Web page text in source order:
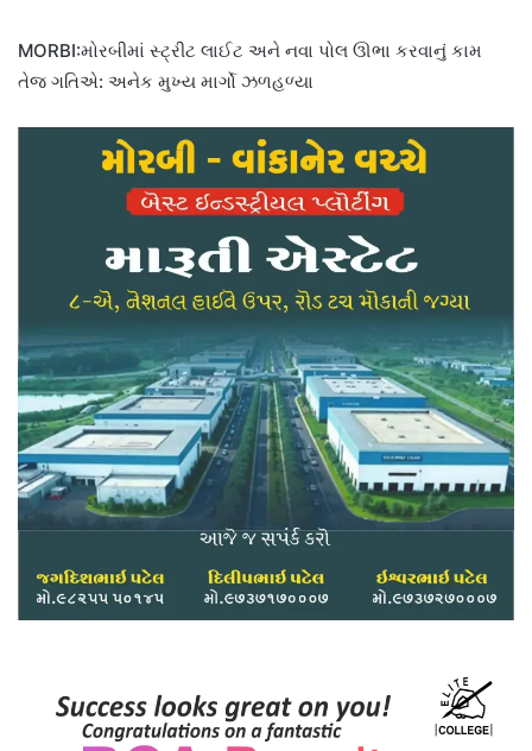
MORBI:મોરબીમાં સ્ટ્રીટ લાઈટ અને નવા પોલ ઊભા કરવાનું કામ
તેજ ગતિએ: અનેક મુખ્ય માર્ગો ઝળહળ્યા